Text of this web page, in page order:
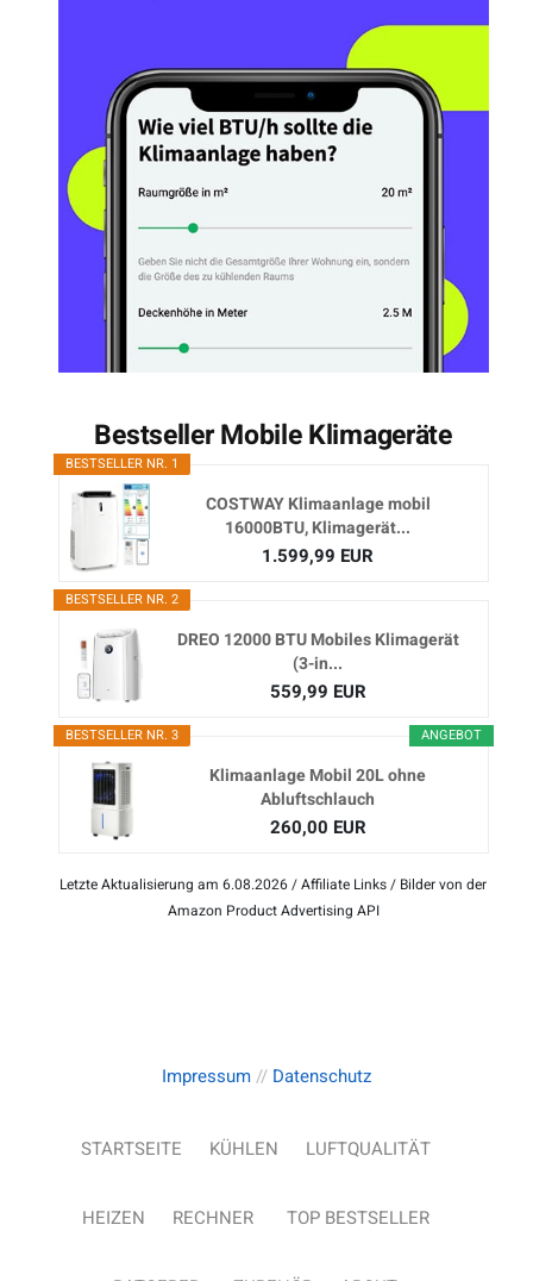
Bestseller Mobile Klimageräte
BESTSELLER NR. 1
COSTWAY Klimaanlage mobil
16000BTU, Klimagerät...
1.599,99 EUR
BESTSELLER NR. 2
DREO 12000 BTU Mobiles Klimagerät
(3-in...
559,99 EUR
ANGEBOT
BESTSELLER NR. 3
Klimaanlage Mobil 20L ohne
Abluftschlauch
260,00 EUR
Letzte Aktualisierung am 6.08.2026 / Affiliate Links / Bilder von der
Amazon Product Advertising API
Impressum// Datenschutz
STARTSEITE KÜHLEN LUFTQUALITÄT
HEIZEN RECHNER TOP BESTSELLER